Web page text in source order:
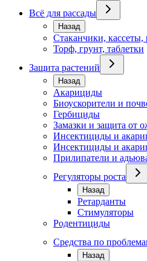
Всё для рассады
Назад
Стаканчики, кассеты,
Торф, грунт, таблетки
Защита растений
Назад
Акарициды
Биоускорители и
Гербициды
Замазки и защита от
Инсектициды и
Инсектициды и
Прилипатели и
Регуляторы роста
Назад
Ретарданты
Стимуляторы
Родентициды
Средства по
Назад